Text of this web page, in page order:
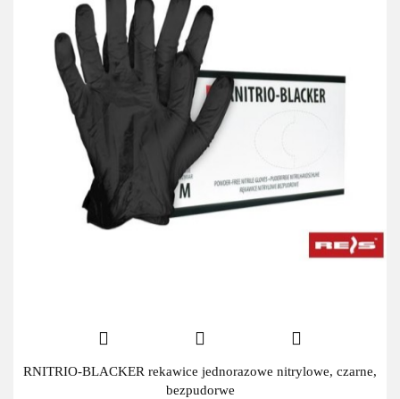
RNITRIO-BLACKER rekawice jednorazowe nitrylowe, czarne,
bezpudorwe